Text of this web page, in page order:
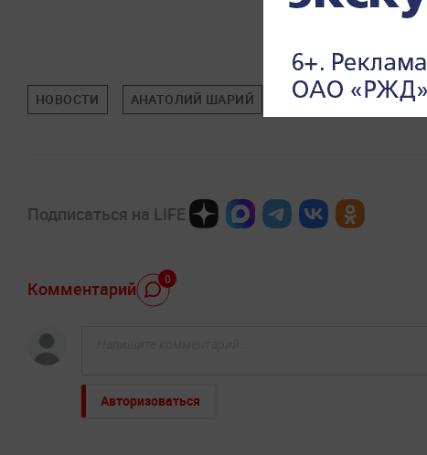
НОВОСТИ АНАТОЛИЙ ШАРИЙ МОНАКО УКРАИНА
Подписаться на LIFE
Комментарий 0
Авторизоваться